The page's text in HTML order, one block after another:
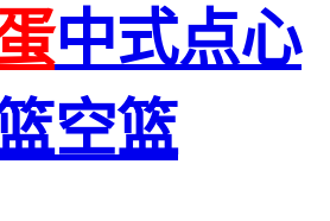
中式点心
空篮